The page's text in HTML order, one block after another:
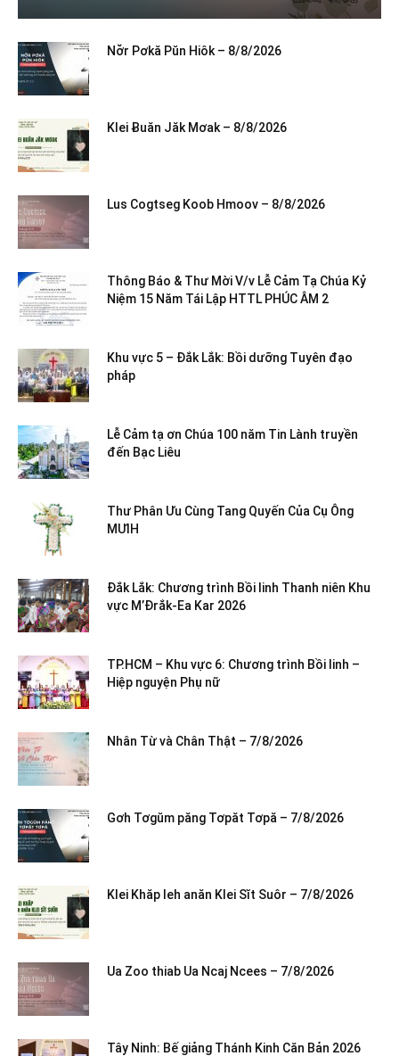
Nơ̆r Pơkă Pŭn Hiôk – 8/8/2026
Klei Ƀuăn Jăk Mơak – 8/8/2026
Lus Cogtseg Koob Hmoov – 8/8/2026
Thông Báo & Thư Mời V/v Lễ Cảm Tạ Chúa Kỷ
Niệm 15 Năm Tái Lập HTTL PHÚC ÂM 2
Khu vực 5 – Đắk Lắk: Bồi dưỡng Tuyên đạo
pháp
Lễ Cảm tạ ơn Chúa 100 năm Tin Lành truyền
đến Bạc Liêu
Thư Phân Ưu Cùng Tang Quyến Của Cụ Ông
MƯIH
Đắk Lắk: Chương trình Bồi linh Thanh niên Khu
vực M’Đrắk-Ea Kar 2026
TP.HCM – Khu vực 6: Chương trình Bồi linh –
Hiệp nguyện Phụ nữ
Nhân Từ và Chân Thật – 7/8/2026
Gơh Tơgŭm păng Tơpăt Tơpă – 7/8/2026
Klei Khăp leh anăn Klei Sĭt Suôr – 7/8/2026
Ua Zoo thiab Ua Ncaj Ncees – 7/8/2026
Tây Ninh: Bế giảng Thánh Kinh Căn Bản 2026